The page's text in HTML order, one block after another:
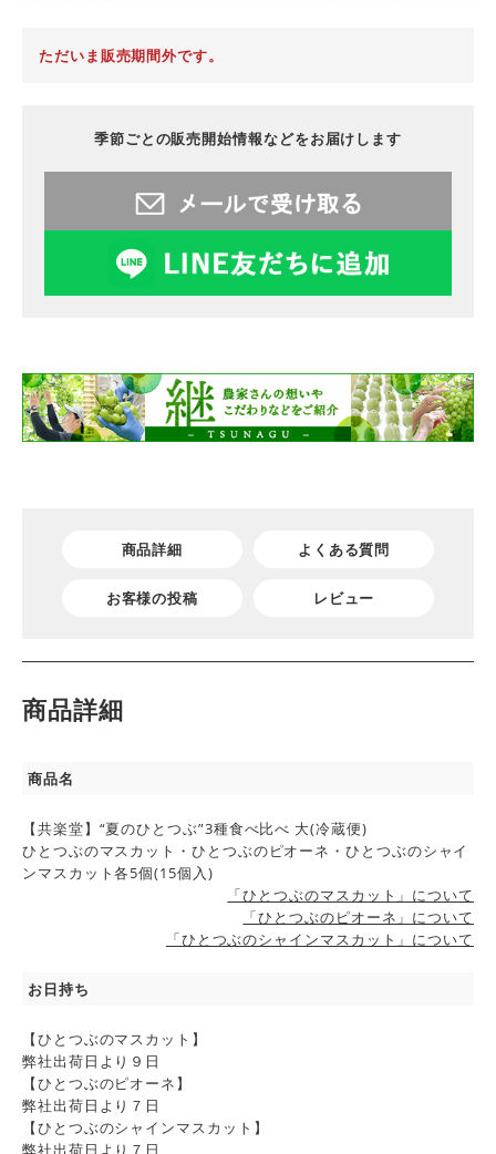
ただいま販売期間外です。
季節ごとの販売開始情報などをお届けします
商品詳細 よくある質問
お客様の投稿 レビュー
商品詳細
商品名
【共楽堂】“夏のひとつぶ”3種食べ比べ 大(冷蔵便)
ひとつぶのマスカット・ひとつぶのピオーネ・ひとつぶのシャイ
ンマスカット各5個(15個入)
「ひとつぶのマスカット」について
「ひとつぶのピオーネ」について
「ひとつぶのシャインマスカット」について
お日持ち
【ひとつぶのマスカット】
弊社出荷日より９日
【ひとつぶのピオーネ】
弊社出荷日より７日
【ひとつぶのシャインマスカット】
弊社出荷日より７日